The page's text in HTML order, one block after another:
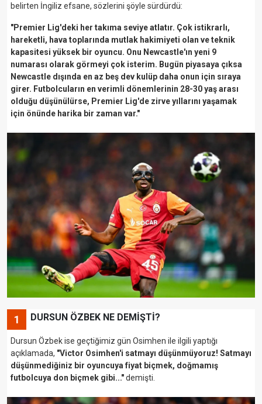
belirten İngiliz efsane, sözlerini şöyle sürdürdü:
"Premier Lig'deki her takıma seviye atlatır. Çok istikrarlı,
hareketli, hava toplarında mutlak hakimiyeti olan ve teknik
kapasitesi yüksek bir oyuncu. Onu Newcastle'ın yeni 9
numarası olarak görmeyi çok isterim. Bugün piyasaya çıksa
Newcastle dışında en az beş dev kulüp daha onun için sıraya
girer. Futbolcuların en verimli dönemlerinin 28-30 yaş arası
olduğu düşünülürse, Premier Lig'de zirve yıllarını yaşamak
için önünde harika bir zaman var."
1 DURSUN ÖZBEK NE DEMİŞTİ?
Dursun Özbek ise geçtiğimiz gün Osimhen ile ilgili yaptığı
açıklamada, "Victor Osimhen'i satmayı düşünmüyoruz! Satmayı
düşünmediğiniz bir oyuncuya fiyat biçmek, doğmamış
futbolcuya don biçmek gibi..."demişti.